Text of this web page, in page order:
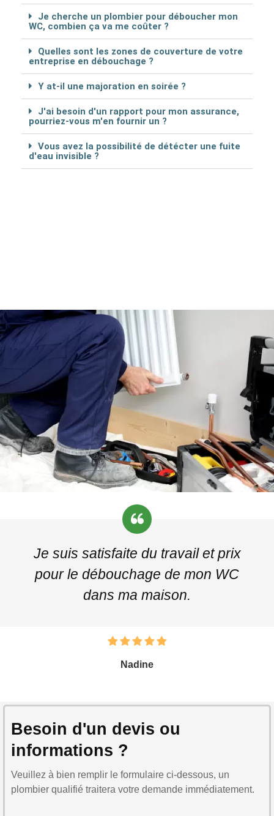
Je cherche un plombier pour déboucher mon
WC, combien ça va me coûter ?
Quelles sont les zones de couverture de votre
entreprise en débouchage ?
Y at-il une majoration en soirée ?
J'ai besoin d'un rapport pour mon assurance,
pourriez-vous m'en fournir un ?
Vous avez la possibilité de détécter une fuite
d'eau invisible ?
Je suis satisfaite du travail et prix
pour le débouchage de mon WC
dans ma maison.
Nadine
Besoin d'un devis ou
informations ?
Veuillez à bien remplir le formulaire ci-dessous, un
plombier qualifié traitera votre demande immédiatement.